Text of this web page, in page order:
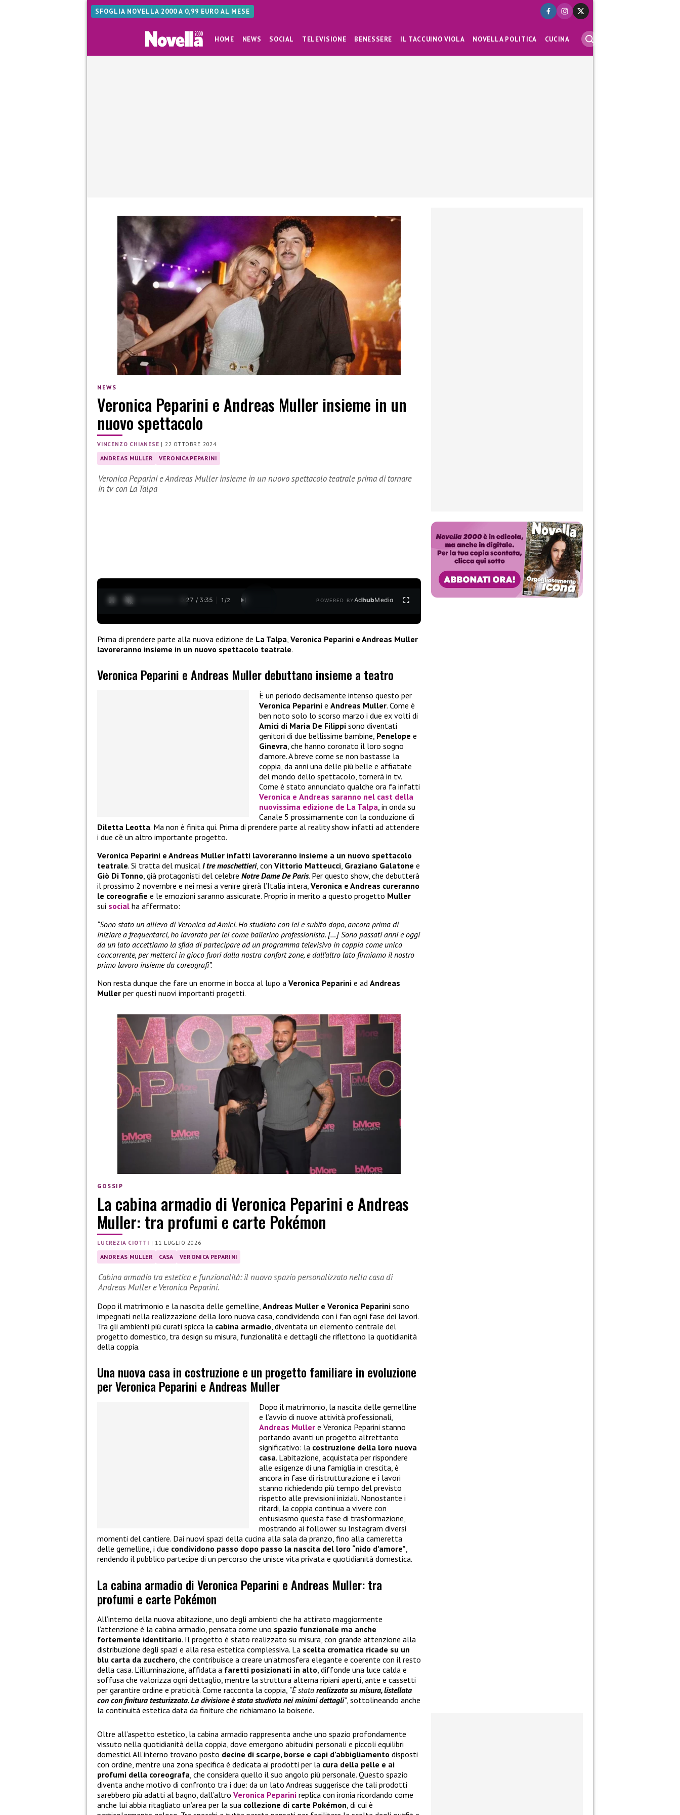
SFOGLIA NOVELLA 2000 A 0,99 EURO AL MESE
HOME NEWS SOCIAL TELEVISIONE BENESSERE IL TACCUINO VIOLA NOVELLA POLITICA CUCINA
NEWS
Veronica Peparini e Andreas Muller insieme in un
nuovo spettacolo
VINCENZO CHIANESE |22 OTTOBRE 2024
ANDREAS MULLER VERONICA PEPARINI
Veronica Peparini e Andreas Muller insieme in un nuovo spettacolo teatrale prima di tornare
in tv con La Talpa
0:28 / 3:35 1 /2 POWERED BYAdhubMedia
Prima di prendere parte alla nuova edizione de La Talpa Veronica Peparini e Andreas Muller
lavoreranno insieme in un nuovo spettacolo teatrale.
Veronica Peparini e Andreas Muller debuttano insieme a teatro
È un periodo decisamente intenso questo per
Veronica Peparini e Andreas Muller. Come è
ben noto solo lo scorso marzo i due ex volti di
Amici di Maria De Filippi sono diventati
genitori di due bellissime bambine, Penelope e
Ginevra, che hanno coronato il loro sogno
d’amore. A breve come se non bastasse la
coppia, da anni una delle più belle e affiatate
del mondo dello spettacolo, tornerà in tv.
Come è stato annunciato qualche ora fa infatti
Veronica e Andreas saranno nel cast della
nuovissima edizione de La Talpa, in onda su
Canale 5 prossimamente con la conduzione di
Diletta Leotta. Ma non è finita qui. Prima di prendere parte al reality show infatti ad attendere
i due c’è un altro importante progetto.
Veronica Peparini e Andreas Muller infatti lavoreranno insieme a un nuovo spettacolo
teatrale. Si tratta del musical I tre moschettieri, con Vittorio Matteucci, Graziano Galatone e
Giò Di Tonno, già protagonisti del celebre Notre Dame De Paris. Per questo show, che debutterà
il prossimo 2 novembre e nei mesi a venire girerà l’Italia intera, Veronica e Andreas cureranno
le coreografie e le emozioni saranno assicurate. Proprio in merito a questo progetto Muller
sui social ha affermato:
“Sono stato un allievo di Veronica ad Amici. Ho studiato con lei e subito dopo, ancora prima di
iniziare a frequentarci, ho lavorato per lei come ballerino professionista. […] Sono passati anni e oggi
da un lato accettiamo la sfida di partecipare ad un programma televisivo in coppia come unico
concorrente, per metterci in gioco fuori dalla nostra confort zone, e dall’altro lato firmiamo il nostro
primo lavoro insieme da coreografi”.
Non resta dunque che fare un enorme in bocca al lupo a Veronica Peparini e ad Andreas
Muller per questi nuovi importanti progetti.
GOSSIP
La cabina armadio di Veronica Peparini e Andreas
Muller: tra profumi e carte Pokémon
LUCREZIA CIOTTI | 11 LUGLIO 2026
ANDREAS MULLER CASA VERONICA PEPARINI
Cabina armadio tra estetica e funzionalità: il nuovo spazio personalizzato nella casa di
Andreas Muller e Veronica Peparini.
Dopo il matrimonio e la nascita delle gemelline, Andreas Muller e Veronica Peparini sono
impegnati nella realizzazione della loro nuova casa, condividendo con i fan ogni fase dei lavori.
Tra gli ambienti più curati spicca la cabina armadio, diventata un elemento centrale del
progetto domestico, tra design su misura, funzionalità e dettagli che riflettono la quotidianità
della coppia.
Una nuova casa in costruzione e un progetto familiare in evoluzione
per Veronica Peparini e Andreas Muller
Dopo il matrimonio, la nascita delle gemelline
e l’avvio di nuove attività professionali,
Andreas Muller e Veronica Peparini stanno
portando avanti un progetto altrettanto
significativo: la costruzione della loro nuova
casa. L’abitazione, acquistata per rispondere
alle esigenze di una famiglia in crescita, è
ancora in fase di ristrutturazione e i lavori
stanno richiedendo più tempo del previsto
rispetto alle previsioni iniziali. Nonostante i
ritardi, la coppia continua a vivere con
entusiasmo questa fase di trasformazione,
mostrando ai follower su Instagram diversi
momenti del cantiere. Dai nuovi spazi della cucina alla sala da pranzo, fino alla cameretta
delle gemelline, i due condividono passo dopo passo la nascita del loro “nido d’amore”,
rendendo il pubblico partecipe di un percorso che unisce vita privata e quotidianità domestica.
La cabina armadio di Veronica Peparini e Andreas Muller: tra
profumi e carte Pokémon
All’interno della nuova abitazione, uno degli ambienti che ha attirato maggiormente
l’attenzione è la cabina armadio, pensata come uno spazio funzionale ma anche
fortemente identitario. Il progetto è stato realizzato su misura, con grande attenzione alla
distribuzione degli spazi e alla resa estetica complessiva. La scelta cromatica ricade su un
blu carta da zucchero, che contribuisce a creare un’atmosfera elegante e coerente con il resto
della casa. L’illuminazione, affidata a faretti posizionati in alto, diffonde una luce calda e
soffusa che valorizza ogni dettaglio, mentre la struttura alterna ripiani aperti, ante e cassetti
per garantire ordine e praticità. Come racconta la coppia, “È stata realizzata su misura, listellata
con con finitura testurizzata. La divisione è stata studiata nei minimi dettagli”, sottolineando anche
la continuità estetica data da finiture che richiamano la boiserie.
Oltre all’aspetto estetico, la cabina armadio rappresenta anche uno spazio profondamente
vissuto nella quotidianità della coppia, dove emergono abitudini personali e piccoli equilibri
domestici. All’interno trovano posto decine di scarpe, borse e capi d’abbigliamento disposti
con ordine, mentre una zona specifica è dedicata ai prodotti per la cura della pelle e ai
profumi della coreografa , che considera quello il suo angolo più personale. Questo spazio
diventa anche motivo di confronto tra i due: da un lato Andreas suggerisce che tali prodotti
sarebbero più adatti al bagno, dall’altro Veronica Peparini replica con ironia ricordando come
anche lui abbia ritagliato un’area per la sua collezione di carte Pokémon , di cui è